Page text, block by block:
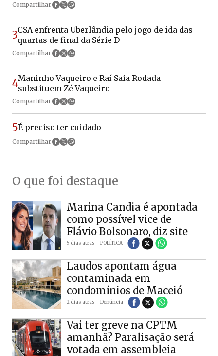
Compartilhar
3CSA enfrenta Uberlândia pelo jogo de ida das
quartas de final da Série D
Compartilhar
4Maninho Vaqueiro e Raí Saia Rodada
substituem Zé Vaqueiro
Compartilhar
5É preciso ter cuidado
Compartilhar
O que foi destaque
Marina Candia é apontada
como possível vice de
Flávio Bolsonaro, diz site
5 dias atrás POLÍTICA
Laudos apontam água
contaminada em
condomínios de Maceió
2 dias atrás Denúncia
Vai ter greve na CPTM
amanhã? Paralisação será
votada em assembleia